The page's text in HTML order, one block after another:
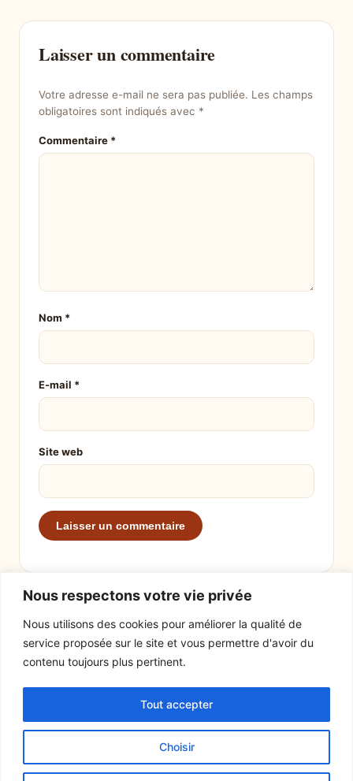
Nous respectons votre vie privée
Nous utilisons des cookies pour améliorer la qualité de
service proposée sur le site et vous permettre d'avoir du
contenu toujours plus pertinent.
Choisir
Tout accepter
Laisser un commentaire
Votre adresse e-mail ne sera pas publiée. Les champs
obligatoires sont indiqués avec *
Commentaire *
Nom *
E-mail *
Site web
Actualités
Mentions légales
© 2026 Tout un fromage